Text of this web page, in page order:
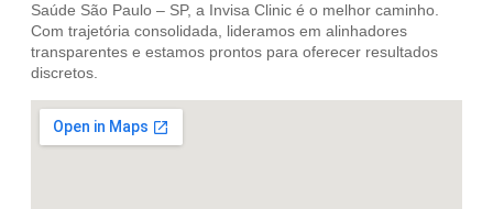
Saúde São Paulo – SP, a Invisa Clinic é o melhor caminho.
Com trajetória consolidada, lideramos em alinhadores
transparentes e estamos prontos para oferecer resultados
discretos.